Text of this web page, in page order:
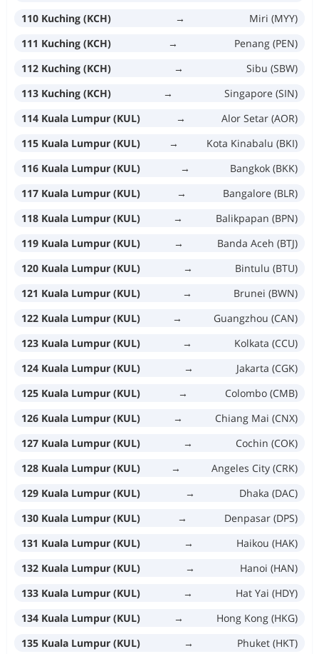
110 Kuching (KCH) →
Miri (MYY)
111 Kuching (KCH)
→
Penang (PEN)
112 Kuching (KCH)
→
Sibu (SBW)
113 Kuching (KCH)
→
Singapore (SIN)
114 Kuala Lumpur (KUL)
→
Alor Setar (AOR)
115 Kuala Lumpur (KUL)
→
Kota Kinabalu (BKI)
116 Kuala Lumpur (KUL)
→
Bangkok (BKK)
117 Kuala Lumpur (KUL)
→
Bangalore (BLR)
118 Kuala Lumpur (KUL)
→
Balikpapan (BPN)
119 Kuala Lumpur (KUL)
→
Banda Aceh (BTJ)
120 Kuala Lumpur (KUL)
→
Bintulu (BTU)
121 Kuala Lumpur (KUL)
→
Brunei (BWN)
122 Kuala Lumpur (KUL)
→
Guangzhou (CAN)
123 Kuala Lumpur (KUL)
→
Kolkata (CCU)
124 Kuala Lumpur (KUL)
→
Jakarta (CGK)
125 Kuala Lumpur (KUL)
→
Colombo (CMB)
126 Kuala Lumpur (KUL)
→
Chiang Mai (CNX)
127 Kuala Lumpur (KUL)
→
Cochin (COK)
128 Kuala Lumpur (KUL)
→
Angeles City (CRK)
129 Kuala Lumpur (KUL)
→
Dhaka (DAC)
130 Kuala Lumpur (KUL)
→
Denpasar (DPS)
131 Kuala Lumpur (KUL)
→
Haikou (HAK)
132 Kuala Lumpur (KUL)
→
Hanoi (HAN)
133 Kuala Lumpur (KUL)
→
Hat Yai (HDY)
134 Kuala Lumpur (KUL)
→
Hong Kong (HKG)
135 Kuala Lumpur (KUL)
→
Phuket (HKT)